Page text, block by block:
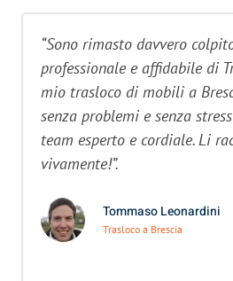
“Sono rimasto davvero
professionale e affidabile di
mio trasloco di mobili a
senza problemi e senza
team esperto e cordiale. Li
vivamente!”.
Tommaso Leonardini
Trasloco a Brescia